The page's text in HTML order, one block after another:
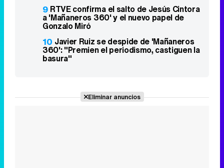
9 RTVE confirma el salto de Jesús Cintora
a 'Mañaneros 360' y el nuevo papel de
Gonzalo Miró
10 Javier Ruiz se despide de 'Mañaneros
360': "Premien el periodismo, castiguen la
basura"
Eliminar anuncios